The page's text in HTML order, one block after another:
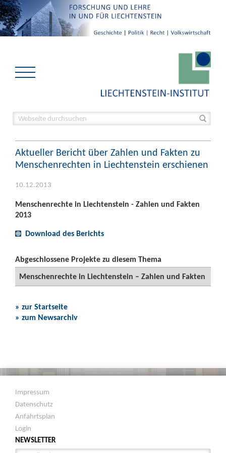
Aktueller Bericht über Zahlen und Fakten zu
Menschenrechten in Liechtenstein erschienen
10.12.2013
Menschenrechte in Liechtenstein - Zahlen und Fakten
2013
Download des Berichts
Abgeschlossene Projekte zu diesem Thema
Menschenrechte in Liechtenstein – Zahlen und Fakten
» zur Startseite
» zum Newsarchiv
Impressum
Datenschutz
Anfahrtsplan
Login
NEWSLETTER